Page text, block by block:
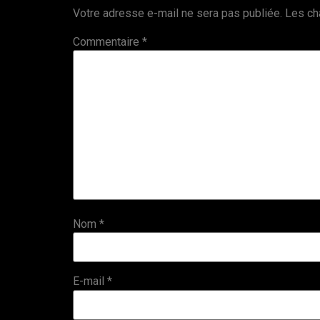
Votre adresse e-mail ne sera pas publiée. Les
Commentaire *
Nom *
E-mail *